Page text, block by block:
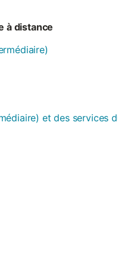
à distance
et des services